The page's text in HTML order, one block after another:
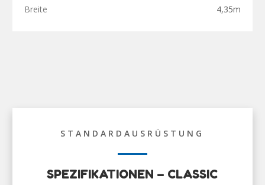
Breite
4,35m
STANDARDAUSRÜSTUNG
SPEZIFIKATIONEN – CLASSIC